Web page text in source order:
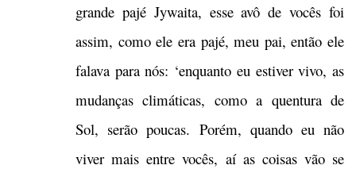
grande pajé Jywaita, esse avô de vocês foi
assim, como ele era pajé, meu pai, então ele
falava para nós: ‘enquanto eu estiver vivo, as
mudanças climáticas, como a quentura de
Sol, serão poucas. Porém, quando eu não
viver mais entre vocês, aí as coisas vão se